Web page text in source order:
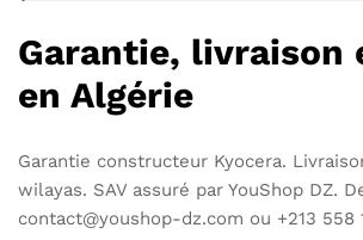
Garantie, livraison
en Algérie
Garantie constructeur Kyocera.
wilayas. SAV assuré par YouShop DZ.
contact@youshop-dz.com ou +213 558